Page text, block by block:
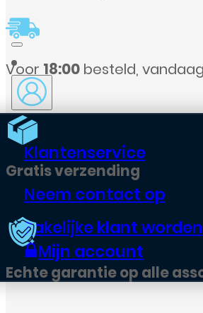
Klantenservice
Neem contact op
Zakelijke klant worden
Mijn account
verstuurd